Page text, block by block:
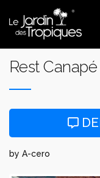
contenu
Rest
by A-cero